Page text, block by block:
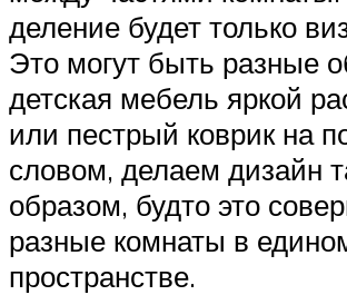
деление будет только
Это могут быть разные
детская мебель яркой
или пестрый коврик на
словом, делаем дизайн
образом, будто это
разные комнаты в
пространстве.